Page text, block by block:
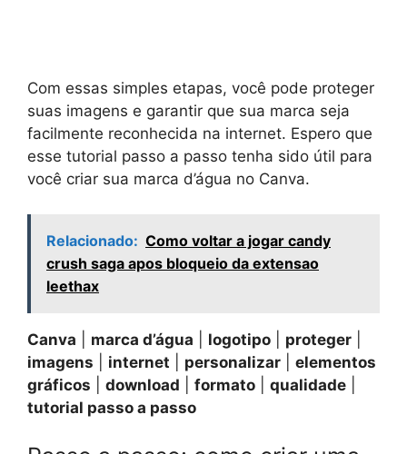
Com essas simples etapas, você pode proteger
suas imagens e garantir que sua marca seja
facilmente reconhecida na internet. Espero que
esse tutorial passo a passo tenha sido útil para
você criar sua marca d’água no Canva.
Relacionado: Como voltar a jogar candy
crush saga apos bloqueio da extensao
leethax
Canva marca d’água logotipo proteger
imagens
internet personalizar
elementos
gráficos
download formato qualidade
tutorial passo a passo